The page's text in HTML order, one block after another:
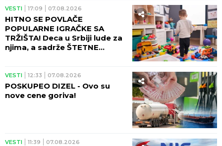
VESTI 17:09 07.08.2026
HITNO SE POVLAČE
POPULARNE IGRAČKE SA
TRŽIŠTA! Deca u Srbiji lude za
njima, a sadrže ŠTETNE
VESTI 12:33 07.08.2026
POSKUPEO DIZEL - Ovo su
nove cene goriva!
VESTI 11:39 07.08.2026